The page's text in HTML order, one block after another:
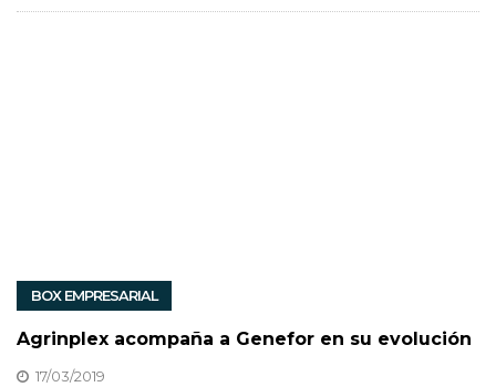
BOX EMPRESARIAL
Agrinplex acompaña a Genefor en su evolución
17/03/2019